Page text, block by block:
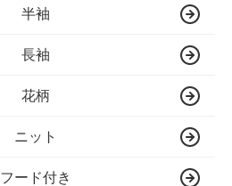
半袖
長袖
花柄
ニット
フード付き